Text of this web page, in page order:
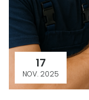
17
NOV. 2025